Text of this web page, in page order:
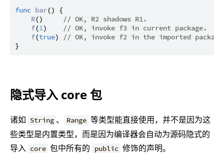
func bar() {
R()
// OK, R2 shadows R1.
f(1)
// OK, invoke f3 in current package.
f(true)
// OK, invoke f2 in the imported package
隐式导入 core 包
诸如 String 、 Range 等类型能直接使用，并不是因为这
些类型是内置类型，而是因为编译器会自动为源码隐式的
导入 core 包中所有的 public 修饰的声明。